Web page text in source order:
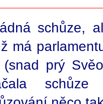
schůze,
má
(snad prý